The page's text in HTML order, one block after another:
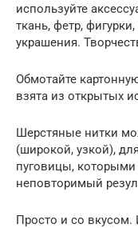
используйте
ткань, фетр,
украшения.
Обмотайте
взята из открытых
Шерстяные нитки
(широкой, узкой),
пуговицы,
неповторимый
Просто и со